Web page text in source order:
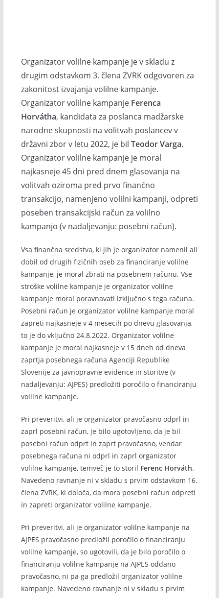
Organizator volilne kampanje je v skladu z
drugim odstavkom 3. člena ZVRK odgovoren za
zakonitost izvajanja volilne kampanje.
Organizator volilne kampanje Ferenca
Horvátha, kandidata za poslanca madžarske
narodne skupnosti na volitvah poslancev v
državni zbor v letu 2022, je bil Teodor Varga.
Organizator volilne kampanje je moral
najkasneje 45 dni pred dnem glasovanja na
volitvah oziroma pred prvo finančno
transakcijo, namenjeno volilni kampanji, odpreti
poseben transakcijski račun za volilno
kampanjo (v nadaljevanju: posebni račun).
Vsa finančna sredstva, ki jih je organizator namenil ali
dobil od drugih fizičnih oseb za financiranje volilne
kampanje, je moral zbrati na posebnem računu. Vse
stroške volilne kampanje je organizator volilne
kampanje moral poravnavati izključno s tega računa.
Posebni račun je organizator volilne kampanje moral
zapreti najkasneje v 4 mesecih po dnevu glasovanja,
to je do vključno 24.8.2022. Organizator volilne
kampanje je moral najkasneje v 15 dneh od dneva
zaprtja posebnega računa Agenciji Republike
Slovenije za javnopravne evidence in storitve (v
nadaljevanju: AJPES) predložiti poročilo o financiranju
volilne kampanje.
Pri preveritvi, ali je organizator pravočasno odprl in
zaprl posebni račun, je bilo ugotovljeno, da je bil
posebni račun odprt in zaprt pravočasno, vendar
posebnega računa ni odprl in zaprl organizator
volilne kampanje, temveč je to storil Ferenc Horváth.
Navedeno ravnanje ni v skladu s prvim odstavkom 16.
člena ZVRK, ki določa, da mora posebni račun odpreti
in zapreti organizator volilne kampanje.
Pri preveritvi, ali je organizator volilne kampanje na
AJPES pravočasno predložil poročilo o financiranju
volilne kampanje, so ugotovili, da je bilo poročilo o
financiranju volilne kampanje na AJPES oddano
pravočasno, ni pa ga predložil organizator volilne
kampanje. Navedeno ravnanje ni v skladu s prvim